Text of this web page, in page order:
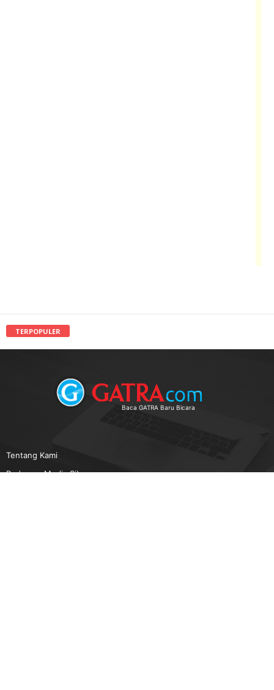
TERPOPULER
Baca GATRA Baru Bicara
Tentang Kami
Pedoman Media Siber